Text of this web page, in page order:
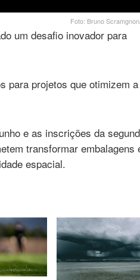
Foto: Bruno
um desafio inovador para
para projetos que otimizem a
e as inscrições da
transformar embalagens
espacial.